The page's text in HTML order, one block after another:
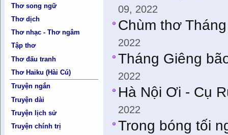
Thơ song ngữ
Thơ dịch
Thơ nhạc - Thơ ngâm
Tập thơ
Thơ đấu tranh
Thơ Haiku (Hài Cú)
Truyện ngắn
Truyện dài
Truyện lịch sử
Truyện chính trị
09, 2022
Chùm thơ
2022
Tháng Giêng
2022
Hà Nội Ơi - Cụ
2022
Trong bóng tối